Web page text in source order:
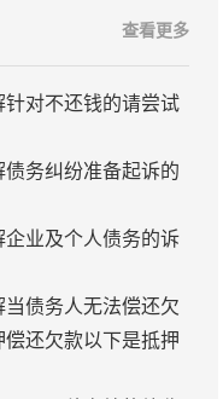
查看更多
对不还钱的请尝试
务纠纷准备起诉的
业及个人债务的诉
债务人无法偿还欠
还欠款以下是抵押